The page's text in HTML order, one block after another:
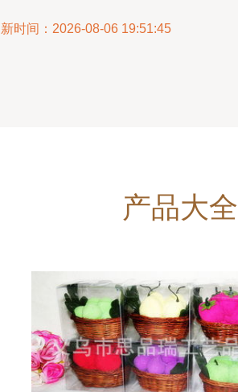
时间：2026-08-06 19:51:45
产品大全